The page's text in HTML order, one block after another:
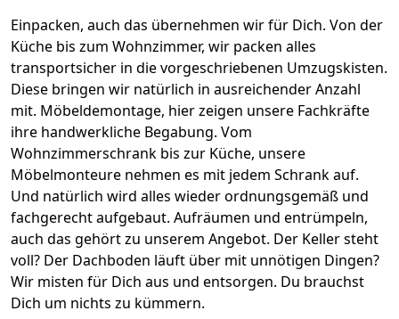
Einpacken, auch das übernehmen wir für Dich. Von der
Küche bis zum Wohnzimmer, wir packen alles
transportsicher in die vorgeschriebenen Umzugskisten.
Diese bringen wir natürlich in ausreichender Anzahl
mit. Möbeldemontage, hier zeigen unsere Fachkräfte
ihre handwerkliche Begabung. Vom
Wohnzimmerschrank bis zur Küche, unsere
Möbelmonteure nehmen es mit jedem Schrank auf.
Und natürlich wird alles wieder ordnungsgemäß und
fachgerecht aufgebaut. Aufräumen und entrümpeln,
auch das gehört zu unserem Angebot. Der Keller steht
voll? Der Dachboden läuft über mit unnötigen Dingen?
Wir misten für Dich aus und entsorgen. Du brauchst
Dich um nichts zu kümmern.